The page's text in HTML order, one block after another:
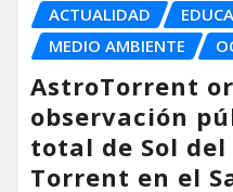
ACTUALIDAD
MEDIO AMBIENTE
AstroTorrent
observación
total de Sol del
Torrent en el